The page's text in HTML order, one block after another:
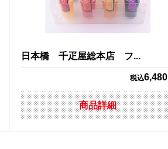
日本橋 千疋屋総本店 フ...
税込6,480
商品詳細